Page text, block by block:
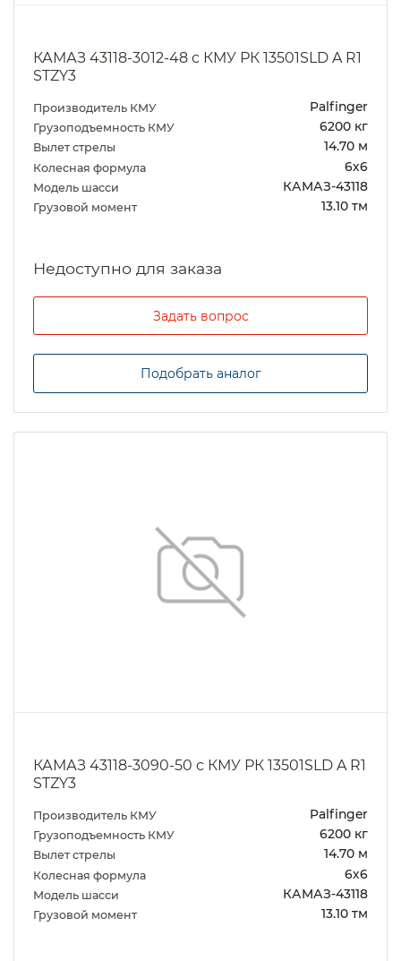
КАМАЗ 43118-3012-48 с КМУ РК 13501SLD A R1
STZY3
Производитель КМУ Palfinger
Грузоподъемность КМУ 6200 кг
Вылет стрелы 14.70 м
Колесная формула 6х6
Модель шасси КАМАЗ-43118
Грузовой момент 13.10 тм
Задать вопрос
Подобрать аналог
КАМАЗ 43118-3090-50 с КМУ РК 13501SLD A R1
STZY3
Производитель КМУ Palfinger
Грузоподъемность КМУ 6200 кг
Вылет стрелы 14.70 м
Колесная формула 6х6
Модель шасси КАМАЗ-43118
Грузовой момент 13.10 тм